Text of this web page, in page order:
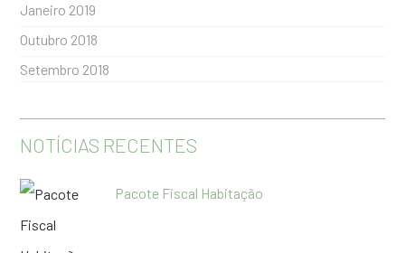
Janeiro 2019
Outubro 2018
Setembro 2018
NOTÍCIAS RECENTES
Pacote Fiscal Habitação